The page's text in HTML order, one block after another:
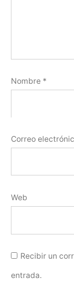
Nombre *
Correo
Web
Recibir un
entrada.